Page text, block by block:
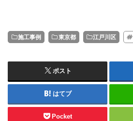
施工事例 東京都 江戸川区
ポスト
はてブ
Pocket